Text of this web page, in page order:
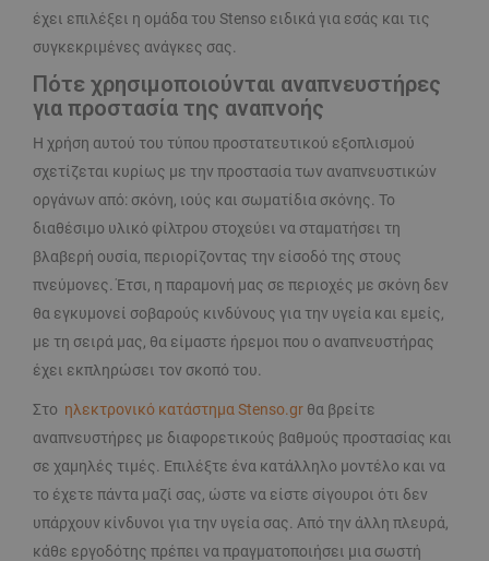
έχει επιλέξει η ομάδα του Stenso ειδικά για εσάς και τις
συγκεκριμένες ανάγκες σας.
Πότε χρησιμοποιούνται αναπνευστήρες
για προστασία της αναπνοής
Η χρήση αυτού του τύπου προστατευτικού εξοπλισμού
σχετίζεται κυρίως με την προστασία των αναπνευστικών
οργάνων από: σκόνη, ιούς και σωματίδια σκόνης. Το
διαθέσιμο υλικό φίλτρου στοχεύει να σταματήσει τη
βλαβερή ουσία, περιορίζοντας την είσοδό της στους
πνεύμονες. Έτσι, η παραμονή μας σε περιοχές με σκόνη δεν
θα εγκυμονεί σοβαρούς κινδύνους για την υγεία και εμείς,
με τη σειρά μας, θα είμαστε ήρεμοι που ο αναπνευστήρας
έχει εκπληρώσει τον σκοπό του.
Στο ηλεκτρονικό κατάστημα Stenso.gr θα βρείτε
αναπνευστήρες με διαφορετικούς βαθμούς προστασίας και
σε χαμηλές τιμές. Επιλέξτε ένα κατάλληλο μοντέλο και να
το έχετε πάντα μαζί σας, ώστε να είστε σίγουροι ότι δεν
υπάρχουν κίνδυνοι για την υγεία σας. Από την άλλη πλευρά,
κάθε εργοδότης πρέπει να πραγματοποιήσει μια σωστή